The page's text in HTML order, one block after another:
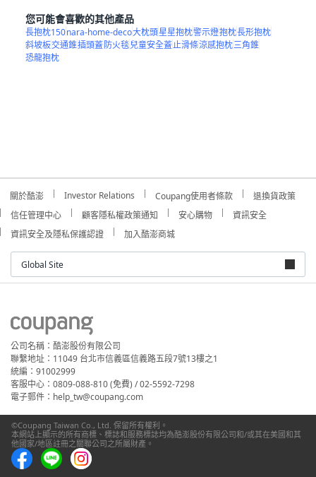
您可能會喜歡的其他產品
長抱枕150nara-home-deco大枕頭星星抱枕警示燈抱枕長形抱枕
斜坡板交通錐插頭蓋防火毯兒童安全蓋止滑條涼感抱枕三角錐
恐龍抱枕
關於酷澎 Investor Relations Coupang使用者條款
退換貨政策
信任管理中心
顧客隱私權政策通知 安心購物
資訊安全
資訊安全及隱私保護認證
加入酷澎商城
Global Site
公司名稱：酷澎股份有限公司
聯繫地址：11049 台北市信義區信義路五段7號13樓之1
統編：91002999
客服中心：0809-088-810 (免費) / 02-5592-7298
電子郵件：help_tw@coupang.com
©Coupang Taiwan Co., Ltd. 保留所有權利。
本網站上顯示的所有商標、標誌和服務標誌均為酷澎股份有限公司和/或其在美國和其
他國家/地區註冊之關聯公司之所屬財產。